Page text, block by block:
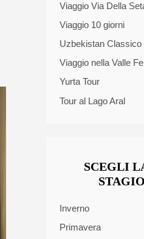
Viaggio Via Della
Viaggio 10 giorni
Uzbekistan Classico
Viaggio nella Valle
Yurta Tour
Tour al Lago Aral
SCEGLI
Inverno
Primavera